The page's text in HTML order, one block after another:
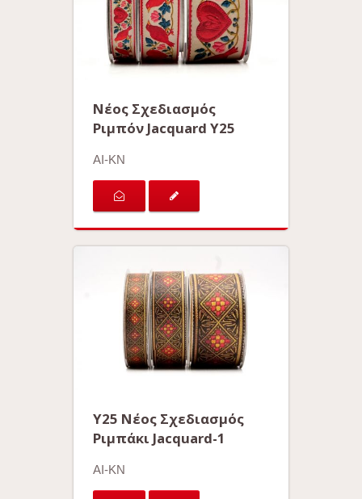
Νέος Σχεδιασμός
Ριμπόν Jacquard Y25
AI-KN
Y25 Νέος Σχεδιασμός
Ριμπάκι Jacquard-1
AI-KN